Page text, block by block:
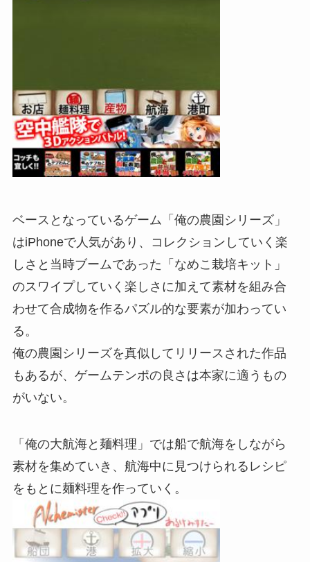
ベースとなっているゲーム「俺の農園シリーズ」
はiPhoneで人気があり、コレクションしていく楽
しさと当時ブームであった「なめこ栽培キット」
のスワイプしていく楽しさに加えて素材を組み合
わせて合成物を作るパズル的な要素が加わってい
る。
俺の農園シリーズを真似してリリースされた作品
もあるが、ゲームテンポの良さは本家に適うもの
がいない。
「俺の大航海と麺料理」では船で航海をしながら
素材を集めていき、航海中に見つけられるレシピ
をもとに麺料理を作っていく。